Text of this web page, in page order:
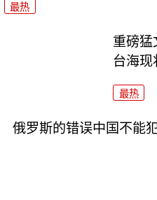
最热
重磅猛
台海现
最热
俄罗斯的错误中国不能